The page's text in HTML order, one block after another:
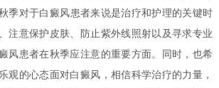
季对于白癜风患者来说是治疗和护理的关键时
注意保护皮肤、防止紫外线照射以及寻求专业
风患者在秋季应注意的重要方面。同时，也希
观的心态面对白癜风，相信科学治疗的力量，